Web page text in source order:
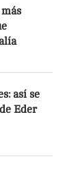
así se
Eder